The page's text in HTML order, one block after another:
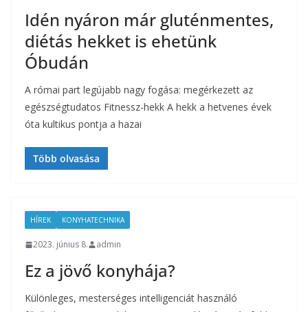
Idén nyáron már gluténmentes,
diétás hekket is ehetünk
Óbudán
A római part legújabb nagy fogása: megérkezett az
egészségtudatos Fitnessz-hekk A hekk a hetvenes évek
óta kultikus pontja a hazai
Több olvasása
HÍREK KONYHATECHNIKA
2023. június 8. admin
Ez a jövő konyhája?
Különleges, mesterséges intelligenciát használó